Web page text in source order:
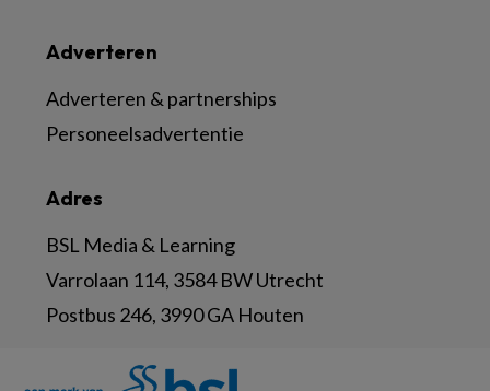
Adres
BSL Media & Learning
Varrolaan 114, 3584 BW Utrecht
Postbus 246, 3990 GA Houten
Adverteren
Adverteren & partnerships
Personeelsadvertentie